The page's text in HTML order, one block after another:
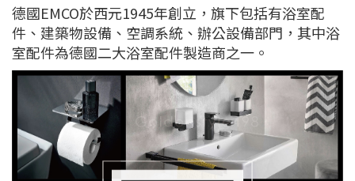
德國EMCO於西元1945年創立，旗下包括有浴室配
件、建築物設備、空調系統、辦公設備部門，其中浴
室配件為德國二大浴室配件製造商之一。